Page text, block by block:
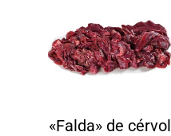
«Falda» de cérvol